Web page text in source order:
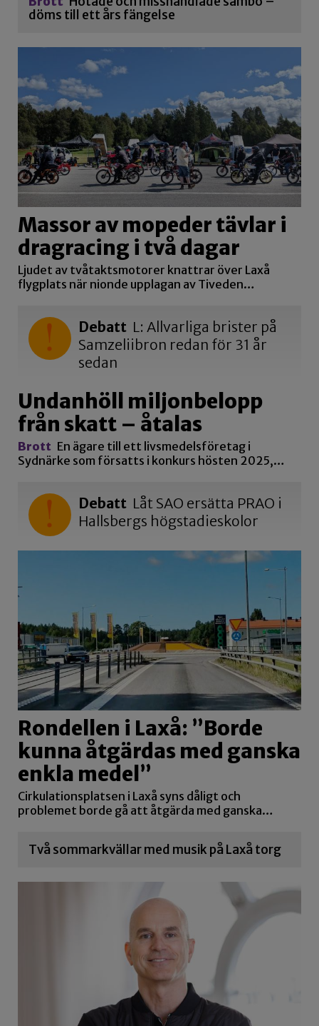
döms till ett års fängelse
Massor av mopeder tävlar i
dragracing i två dagar
Ljudet av tvåtaktsmotorer knattrar över Laxå
flygplats när nionde upplagan av Tiveden…
Debatt L: Allvarliga brister på
Samzeliibron redan för 31 år
sedan
Undanhöll miljonbelopp
från skatt – åtalas
Brott En ägare till ett livsmedelsföretag i
Sydnärke som försatts i konkurs hösten 2025,…
Debatt Låt SAO ersätta PRAO i
Hallsbergs högstadieskolor
Rondellen i Laxå: ”Borde
kunna åtgärdas med ganska
enkla medel”
Cirkulationsplatsen i Laxå syns dåligt och
problemet borde gå att åtgärda med ganska…
Två sommarkvällar med musik på Laxå torg